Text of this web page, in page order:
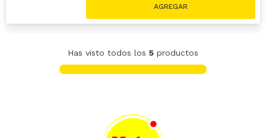
Has visto todos los 5 productos